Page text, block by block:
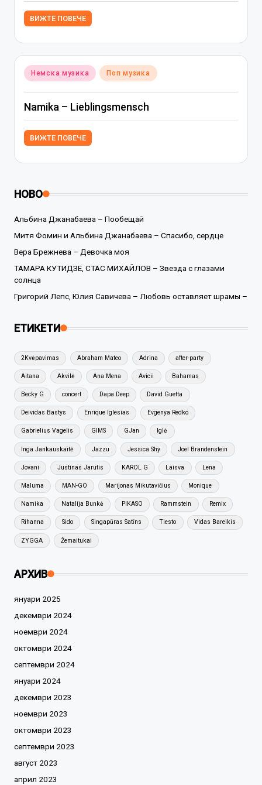
ВИЖТЕ ПОВЕЧЕ
Posted
in
Немска музика Поп музика
Namika – Lieblingsmensch
ВИЖТЕ ПОВЕЧЕ
НОВО
Альбина Джанабаева – Пообещай
Митя Фомин и Альбина Джанабаева – Спасибо, сердце
Вера Брежнева – Девочка моя
ТАМАРА КУТИДЗЕ, СТАС МИХАЙЛОВ – Звезда с глазами
солнца
Григорий Лепс, Юлия Савичева – Любовь оставляет шрамы –
ЕТИКЕТИ
2Kvėpavimas Abraham Mateo Adrina after-party
Aitana Akvilė Ana Mena Avicii Bahamas
Becky G concert Dapa Deep David Guetta
Deividas Bastys Enrique Iglesias Evgenya Redko
Gabrielius Vagelis GIMS GJan Iglė
Inga Jankauskaitė Jazzu Jessica Shy Joel Brandenstein
Jovani Justinas Jarutis KAROL G Laisva Lena
Maluma MAN-GO Marijonas Mikutavičius Monique
Namika Natalija Bunkė PIKASO Rammstein Remix
Rihanna Sido Singapūras Satīns Tiesto Vidas Bareikis
ZYGGA Žemaitukai
АРХИВ
януари 2025
декември 2024
ноември 2024
октомври 2024
септември 2024
януари 2024
декември 2023
ноември 2023
октомври 2023
септември 2023
август 2023
април 2023